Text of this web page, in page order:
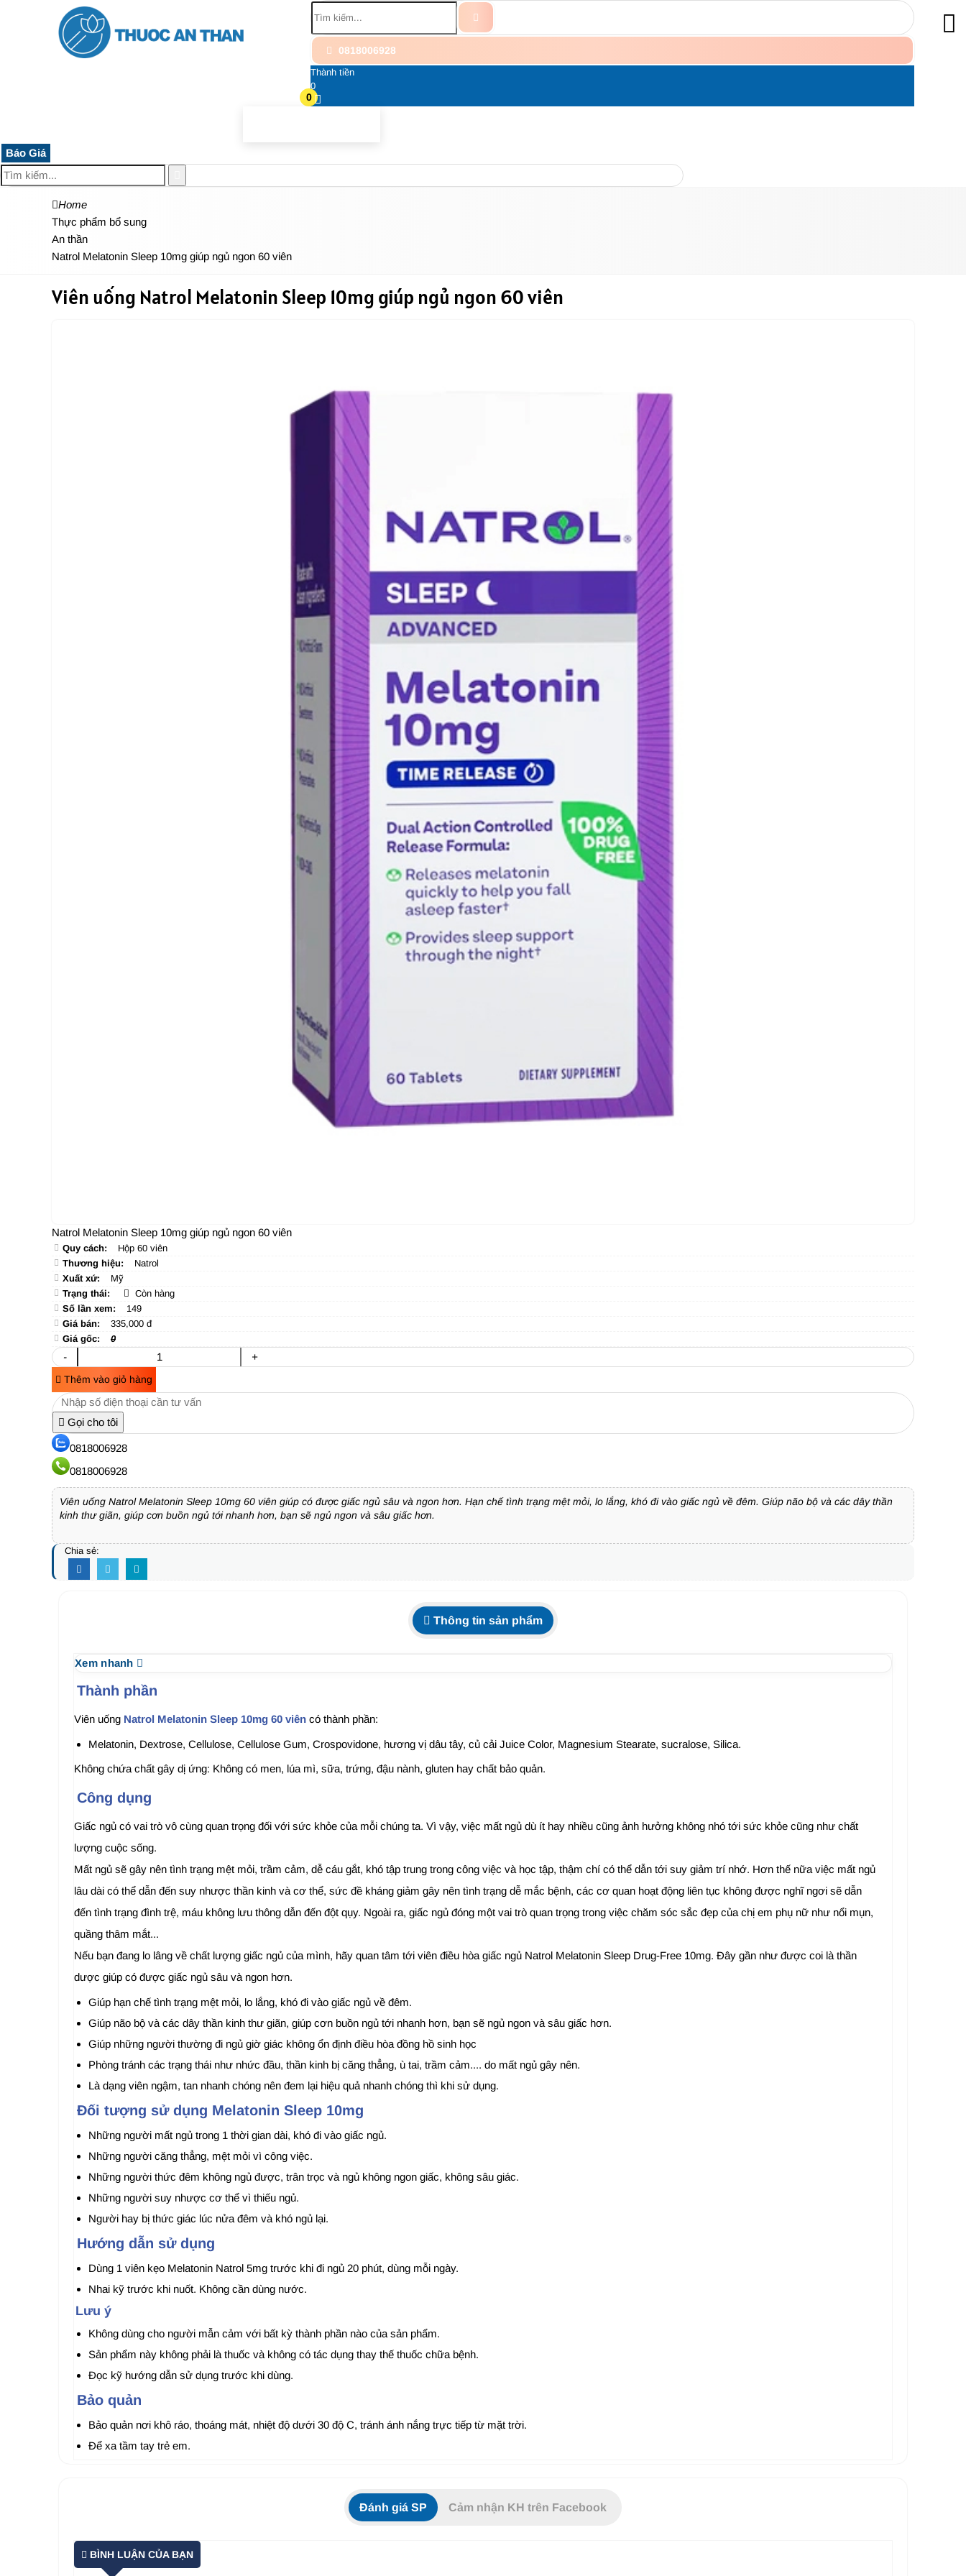
0818006928
Thành tiền
0
0
Báo Giá
Home
Thực phẩm bổ sung
An thần
Natrol Melatonin Sleep 10mg giúp ngủ ngon 60 viên
Viên uống Natrol Melatonin Sleep 10mg giúp ngủ ngon 60 viên
Natrol Melatonin Sleep 10mg giúp ngủ ngon 60 viên
Quy cách:
Hộp 60 viên
Thương hiệu:
Natrol
Xuất xứ:
Mỹ
Trạng thái:
Còn hàng
Số lần xem:
149
Giá bán:
335,000 đ
Giá gốc:
0
- +
Thêm vào giỏ hàng
Gọi cho tôi
0818006928
0818006928
Viên uống Natrol Melatonin Sleep 10mg 60 viên giúp có được giấc ngủ sâu và ngon hơn. Hạn chế tình trạng mệt mỏi, lo lắng, khó đi vào giấc ngủ về đêm. Giúp não bộ và các dây thần
kinh thư giãn, giúp cơn buồn ngủ tới nhanh hơn, bạn sẽ ngủ ngon và sâu giấc hơn.
Chia sẻ:
Thông tin sản phẩm
Xem nhanh
Thành phần
Viên uống Natrol Melatonin Sleep 10mg 60 viên có thành phần:
Melatonin, Dextrose, Cellulose, Cellulose Gum, Crospovidone, hương vị dâu tây, củ cải Juice Color, Magnesium Stearate, sucralose, Silica.
Không chứa chất gây dị ứng: Không có men, lúa mì, sữa, trứng, đậu nành, gluten hay chất bảo quản.
Công dụng
Giấc ngủ có vai trò vô cùng quan trọng đối với sức khỏe của mỗi chúng ta. Vì vậy, việc mất ngủ dù ít hay nhiều cũng ảnh hưởng không nhó tới sức khỏe cũng như chất
lượng cuộc sống.
Mất ngủ sẽ gây nên tình trạng mệt mỏi, trầm cảm, dễ cáu gắt, khó tập trung trong công việc và học tập, thậm chí có thể dẫn tới suy giảm trí nhớ. Hơn thế nữa việc mất ngủ
lâu dài có thể dẫn đến suy nhược thần kinh và cơ thể, sức đề kháng giảm gây nên tình trạng dễ mắc bệnh, các cơ quan hoạt động liên tục không được nghĩ ngơi sẽ dẫn
đến tình trạng đình trệ, máu không lưu thông dẫn đến đột qụy. Ngoài ra, giấc ngủ đóng một vai trò quan trọng trong việc chăm sóc sắc đẹp của chị em phụ nữ như nổi mụn,
quầng thâm mắt...
Nếu bạn đang lo lâng về chất lượng giấc ngủ của mình, hãy quan tâm tới viên điều hòa giấc ngủ Natrol Melatonin Sleep Drug-Free 10mg. Đây gần như được coi là thần
dược giúp có được giấc ngủ sâu và ngon hơn.
Giúp hạn chế tình trạng mệt mỏi, lo lắng, khó đi vào giấc ngủ về đêm.
Giúp não bộ và các dây thần kinh thư giãn, giúp cơn buồn ngủ tới nhanh hơn, bạn sẽ ngủ ngon và sâu giấc hơn.
Giúp những người thường đi ngủ giờ giác không ổn định điều hòa đồng hồ sinh học
Phòng tránh các trạng thái như nhức đầu, thần kinh bị căng thẳng, ù tai, trầm cảm.... do mất ngủ gây nên.
Là dạng viên ngậm, tan nhanh chóng nên đem lại hiệu quả nhanh chóng thì khi sử dụng.
Đối tượng sử dụng Melatonin Sleep 10mg
Những người mất ngủ trong 1 thời gian dài, khó đi vào giấc ngủ.
Những người căng thẳng, mệt mỏi vì công việc.
Những người thức đêm không ngủ được, trân trọc và ngủ không ngon giấc, không sâu giác.
Những người suy nhược cơ thể vì thiếu ngủ.
Người hay bị thức giác lúc nửa đêm và khó ngủ lại.
Hướng dẫn sử dụng
Dùng 1 viên kẹo Melatonin Natrol 5mg trước khi đi ngủ 20 phút, dùng mỗi ngày.
Nhai kỹ trước khi nuốt. Không cần dùng nước.
Lưu ý
Không dùng cho người mẫn cảm với bất kỳ thành phần nào của sản phẩm.
Sản phẩm này không phải là thuốc và không có tác dụng thay thế thuốc chữa bệnh.
Đọc kỹ hướng dẫn sử dụng trước khi dùng.
Bảo quản
Bảo quản nơi khô ráo, thoáng mát, nhiệt độ dưới 30 độ C, tránh ánh nắng trực tiếp từ mặt trời.
Để xa tầm tay trẻ em.
Đánh giá SP Cảm nhận KH trên Facebook
BÌNH LUẬN CỦA BẠN